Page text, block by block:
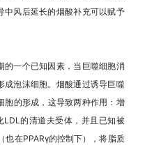
中风后延长的烟酸补充可以赋予
的一个已知因素，当巨噬细胞消
成泡沫细胞。烟酸通过诱导巨噬
胞的形成，这导致两种作用：增
的清道夫受体，并且已知被
也在PPARγ的控制下），将脂质